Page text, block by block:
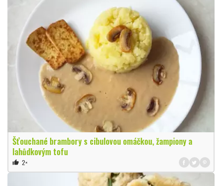
Šťouchané brambory s cibulovou omáčkou, žampiony a
lahůdkovým tofu
thumb_up 2×